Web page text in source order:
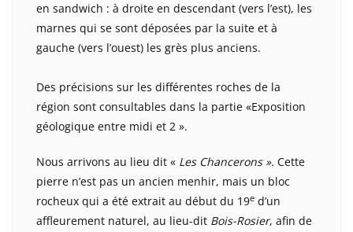
en sandwich : à droite en descendant (vers l’est), les
marnes qui se sont déposées par la suite et à
gauche (vers l’ouest) les grès plus anciens.
Des précisions sur les différentes roches de la
région sont consultables dans la partie «Exposition
géologique entre midi et 2 ».
Nous arrivons au lieu dit « Les Chancerons ». Cette
pierre n’est pas un ancien menhir, mais un bloc
rocheux qui a été extrait au début du 19e d’un
affleurement naturel, au lieu-dit Bois-Rosier, afin de